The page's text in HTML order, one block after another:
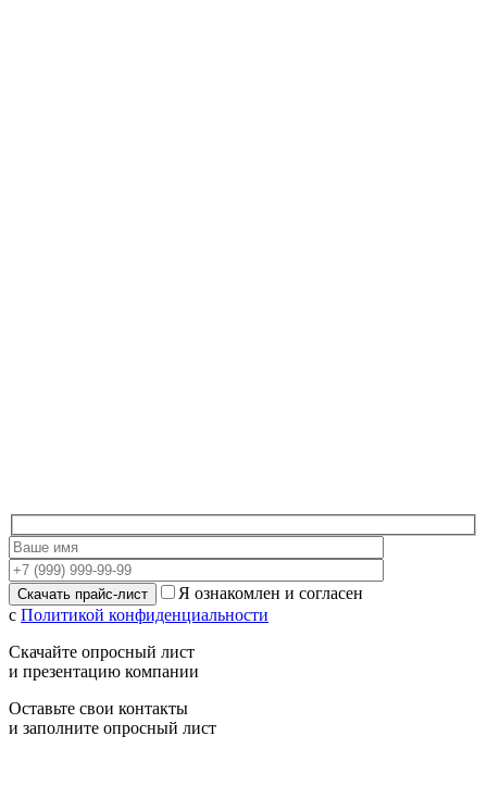
Я ознакомлен и согласен
с Политикой конфиденциальности
Скачайте опросный лист
и презентацию компании
Оставьте свои контакты
и заполните опросный лист